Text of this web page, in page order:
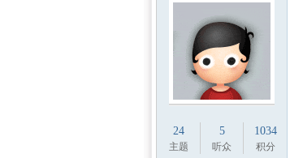
建模
24
主题
5
听众
1034
积分